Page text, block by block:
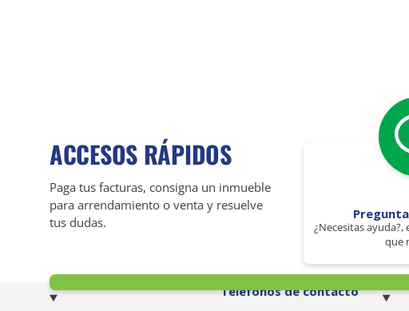
ACCESOS RÁPIDOS
Paga tus facturas, consigna un inmueble
para arrendamiento o venta y resuelve
tus dudas.
¿Necesitas
que
Teléfonos de contacto